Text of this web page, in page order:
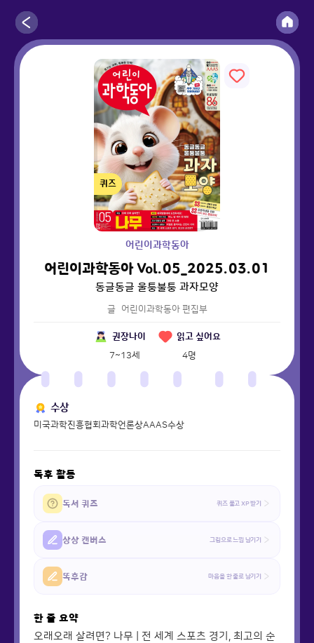
퀴즈
어린이과학동아
어린이과학동아 Vol.05_2025.03.01
동글동글 울퉁불퉁 과자모양
글 어린이과학동아 편집부
권장나이
7~13세
읽고 싶어요
4명
수상
미국과학진흥협회과학언론상AAAS수상
독후 활동
독서 퀴즈 퀴즈 풀고 XP 받기
상상 캔버스 그림으로 느낌 남기기
똑후감 마음을 한 줄로 남기기
한 줄 요약
오래오래 살려면? 나무 | 전 세계 스포츠 경기, 최고의 순